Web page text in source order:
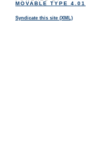
MOVABLE TYPE 4.01
Syndicate this site (XML)